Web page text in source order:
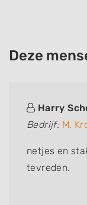
Deze
Harry
Bedrijf: M.
netjes en
tevreden.